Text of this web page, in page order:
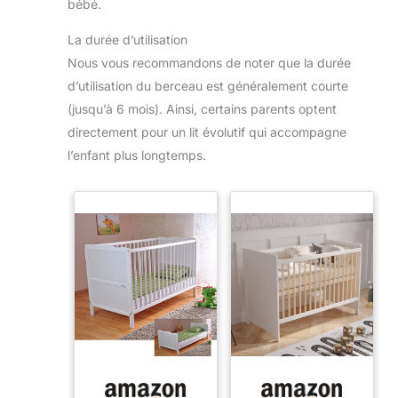
bébé.
La durée d’utilisation
Nous vous recommandons de noter que la durée
d’utilisation du berceau est généralement courte
(jusqu’à 6 mois). Ainsi, certains parents optent
directement pour un lit évolutif qui accompagne
l’enfant plus longtemps.